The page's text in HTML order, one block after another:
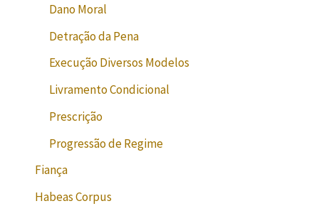
Dano Moral
Detração da Pena
Execução Diversos Modelos
Livramento Condicional
Prescrição
Progressão de Regime
Fiança
Habeas Corpus